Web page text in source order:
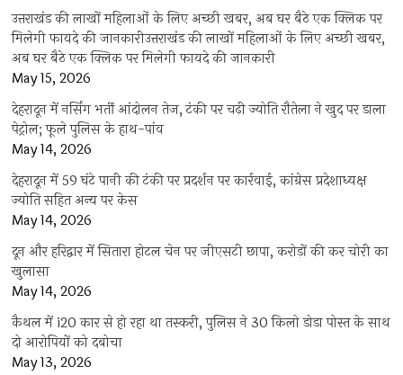
उत्तराखंड की लाखों महिलाओं के लिए अच्छी खबर, अब घर बैठे एक क्लिक पर
मिलेगी फायदे की जानकारीउत्तराखंड की लाखों महिलाओं के लिए अच्छी खबर,
अब घर बैठे एक क्लिक पर मिलेगी फायदे की जानकारी
May 15, 2026
देहरादून में नर्सिंग भर्ती आंदोलन तेज, टंकी पर चढ़ी ज्योति रौतेला ने खुद पर डाला
पेट्रोल; फूले पुलिस के हाथ-पांव
May 14, 2026
देहरादून में 59 घंटे पानी की टंकी पर प्रदर्शन पर कार्रवाई, कांग्रेस प्रदेशाध्यक्ष
ज्योति सहित अन्य पर केस
May 14, 2026
दून और हरिद्वार में सितारा होटल चेन पर जीएसटी छापा, करोड़ों की कर चोरी का
खुलासा
May 14, 2026
कैथल में i20 कार से हो रहा था तस्करी, पुलिस ने 30 किलो डोडा पोस्त के साथ
दो आरोपियों को दबोचा
May 13, 2026